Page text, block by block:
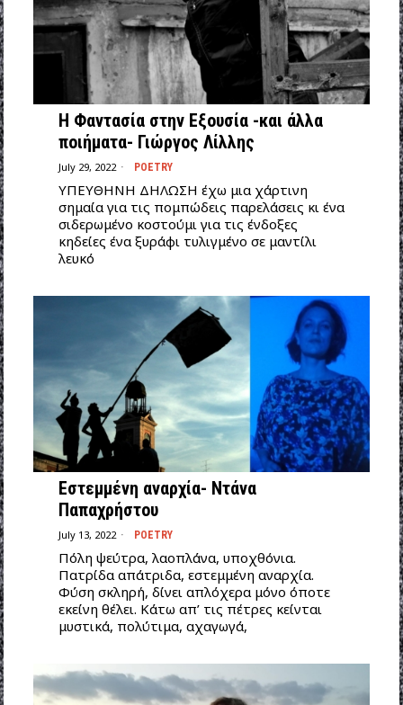
Η Φαντασία στην Εξουσία -και άλλα
ποιήματα- Γιώργος Λίλλης
July 29, 2022 POETRY
ΥΠΕΥΘΗΝΗ ΔΗΛΩΣΗ έχω μια χάρτινη
σημαία για τις πομπώδεις παρελάσεις κι ένα
σιδερωμένο κοστούμι για τις ένδοξες
κηδείες ένα ξυράφι τυλιγμένο σε μαντίλι
λευκό
Εστεμμένη αναρχία- Ντάνα
Παπαχρήστου
July 13, 2022 POETRY
Πόλη ψεύτρα, λαοπλάνα, υποχθόνια.
Πατρίδα απάτριδα, εστεμμένη αναρχία.
Φύση σκληρή, δίνει απλόχερα μόνο όποτε
εκείνη θέλει. Κάτω απ’ τις πέτρες κείνται
μυστικά, πολύτιμα, αχαγωγά,